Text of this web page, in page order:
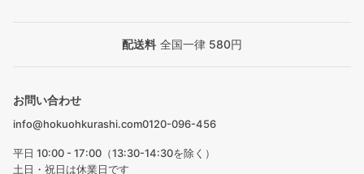
配送料 全国一律 580円
お問い合わせ
info@hokuohkurashi.com0120-096-456
平日 10:00 - 17:00（13:30-14:30を除く）
土日・祝日は休業日です